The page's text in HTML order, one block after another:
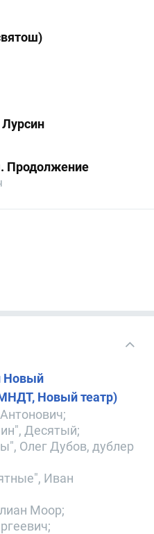
Продолжение
Новый
Новый театр)
Десятый;
Олег Дубов, дублер
Иван
Моор;